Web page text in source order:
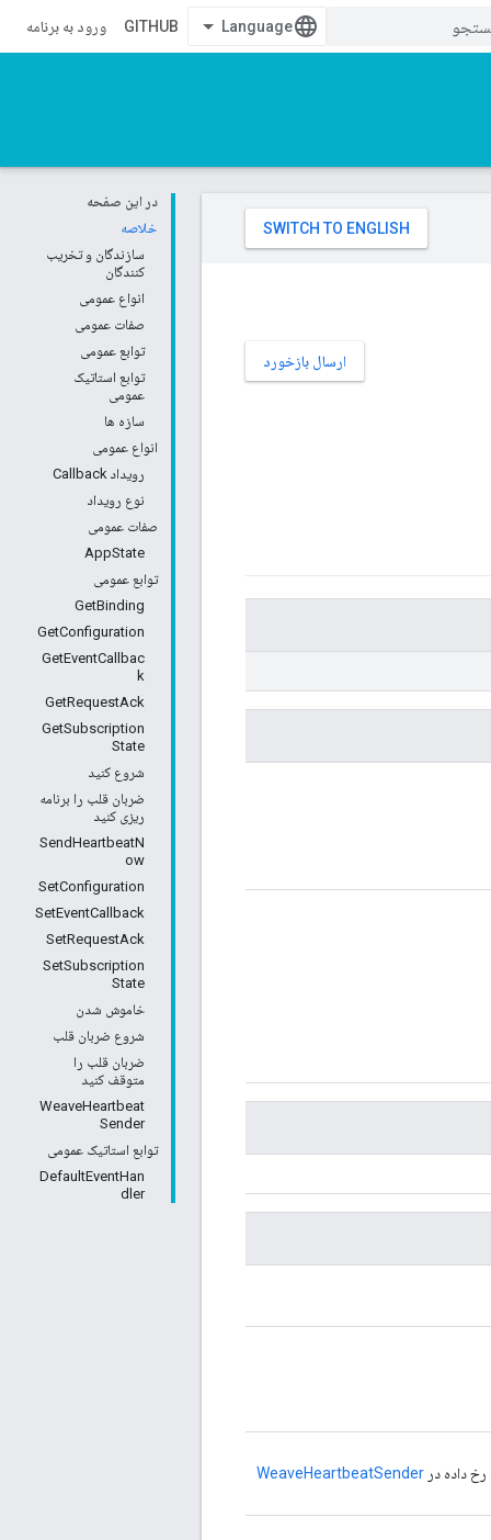
GITHUB ورود به برنامه
در این صفحه
خلاصه
سازندگان و تخریب
کنندگان
انواع عمومی
صفات عمومی
توابع عمومی
توابع استاتیک
عمومی
سازه ها
انواع عمومی
رویداد Callback
نوع رویداد
صفات عمومی
AppState
توابع عمومی
GetBinding
GetConfiguration
GetEventCallbac
k
GetRequestAck
GetSubscription
State
شروع کنید
ضربان قلب را برنامه
ریزی کنید
SendHeartbeatN
ow
SetConfiguration
SetEventCallback
SetRequestAck
SetSubscription
State
خاموش شدن
شروع ضربان قلب
ضربان قلب را
متوقف کنید
WeaveHeartbeat
Sender
توابع استاتیک عمومی
DefaultEventHan
dler
ارسال بازخورد
رخ داده در WeaveHeartbeatSender